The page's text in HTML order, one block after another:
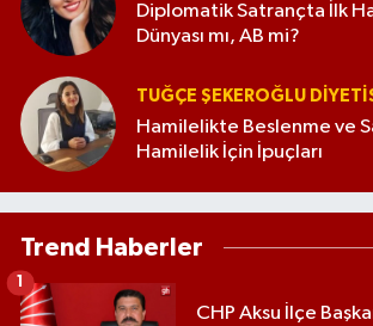
Diplomatik Satrançta İlk
Dünyası mı, AB mi?
TUĞÇE ŞEKEROĞLU
Hamilelikte Beslenme ve
Hamilelik İçin İpuçları
Trend Haberler
CHP Aksu İlçe
1